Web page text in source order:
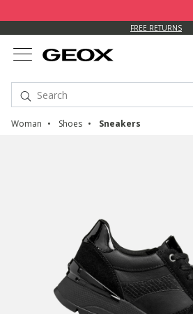
FREE RETURNS
Woman Shoes Sneakers